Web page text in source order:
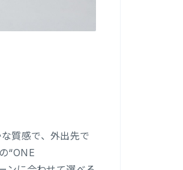
質感で、外出先で
“ONE